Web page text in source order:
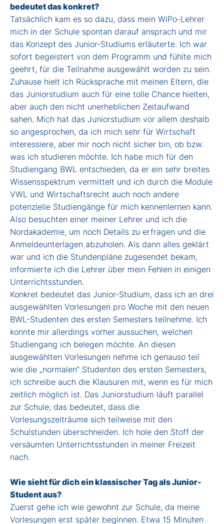
bedeutet das konkret?
Tatsächlich kam es so dazu, dass mein WiPo-Lehrer
mich in der Schule spontan darauf ansprach und mir
das Konzept des Junior-Studiums erläuterte. Ich war
sofort begeistert von dem Programm und fühlte mich
geehrt, für die Teilnahme ausgewählt worden zu sein.
Zuhause hielt ich Rücksprache mit meinen Eltern, die
das Juniorstudium auch für eine tolle Chance hielten,
aber auch den nicht unerheblichen Zeitaufwand
sahen. Mich hat das Juniorstudium vor allem deshalb
so angesprochen, da ich mich sehr für Wirtschaft
interessiere, aber mir noch nicht sicher bin, ob bzw.
was ich studieren möchte. Ich habe mich für den
Studiengang BWL entschieden, da er ein sehr breites
Wissensspektrum vermittelt und ich durch die Module
VWL und Wirtschaftsrecht auch noch andere
potenzielle Studiengänge für mich kennenlernen kann.
Also besuchten einer meiner Lehrer und ich die
Nordakademie, um noch Details zu erfragen und die
Anmeldeunterlagen abzuholen. Als dann alles geklärt
war und ich die Stundenpläne zugesendet bekam,
informierte ich die Lehrer über mein Fehlen in einigen
Unterrichtsstunden.
Konkret bedeutet das Junior-Studium, dass ich an drei
ausgewählten Vorlesungen pro Woche mit den neuen
BWL-Studenten des ersten Semesters teilnehme. Ich
konnte mir allerdings vorher aussuchen, welchen
Studiengang ich belegen möchte. An diesen
ausgewählten Vorlesungen nehme ich genauso teil
wie die „normalen“ Studenten des ersten Semesters,
ich schreibe auch die Klausuren mit, wenn es für mich
zeitlich möglich ist. Das Juniorstudium läuft parallel
zur Schule; das bedeutet, dass die
Vorlesungszeiträume sich teilweise mit den
Schulstunden überschneiden. Ich hole den Stoff der
versäumten Unterrichtsstunden in meiner Freizeit
nach.
Wie sieht für dich ein klassischer Tag als Junior-
Student aus?
Zuerst gehe ich wie gewohnt zur Schule, da meine
Vorlesungen erst später beginnen. Etwa 15 Minuten